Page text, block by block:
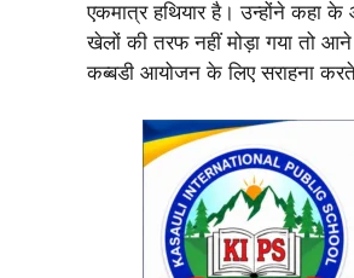
एकमात्र हथियार है। उन्होंने कहा के
खेलों की तरफ नहीं मोड़ा गया तो आने
कब्बडी आयोजन के लिए सराहना